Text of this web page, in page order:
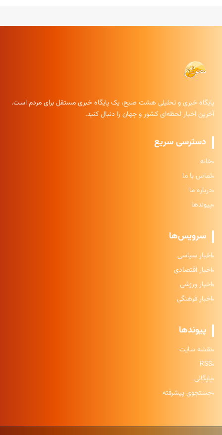
پایگاه خبری و تحلیلی هشت صبح، یک پایگاه خبری مستقل برای مردم است.
آخرین اخبار لحظه‌ای کشور و جهان را دنبال کنید.
دسترسی سریع
خانه
تماس با ما
درباره ما
پیوندها
سرویس‌ها
اخبار سیاسی
اخبار اقتصادی
اخبار ورزشی
اخبار فرهنگی
پیوندها
نقشه سایت
RSS
بایگانی
جستجوی پیشرفته